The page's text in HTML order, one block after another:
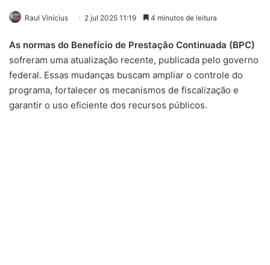
Raul Vinícius 2 jul 2025 11:19 4 minutos de leitura
As normas do Benefício de Prestação Continuada (BPC)
sofreram uma atualização recente, publicada pelo governo
federal. Essas mudanças buscam ampliar o controle do
programa, fortalecer os mecanismos de fiscalização e
garantir o uso eficiente dos recursos públicos.